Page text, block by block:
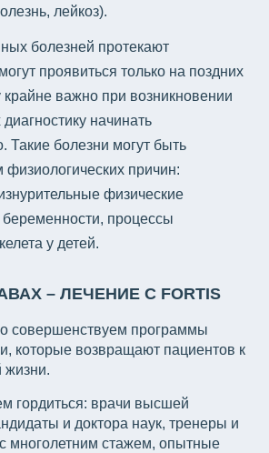
лейкоз).
болезней протекают
проявиться только на поздних
крайне важно при возникновении
начинать
Такие болезни могут быть
причин:
физические
беременности, процессы
у детей.
– ЛЕЧЕНИЕ С FORTIS
совершенствуем программы
которые возвращают пациентов к
гордиться: врачи высшей
и доктора наук, тренеры и
многолетним стажем, опытные